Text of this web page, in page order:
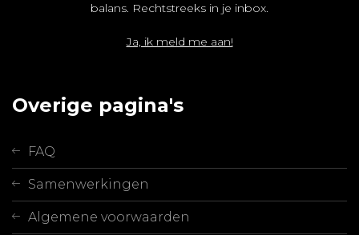
balans. Rechtstreeks in je inbox.
Ja, ik meld me aan!
Overige pagina's
FAQ
Samenwerkingen
Algemene voorwaarden